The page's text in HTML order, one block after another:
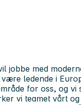
jobbe med
ledende i
for oss, og
vi teamet vårt